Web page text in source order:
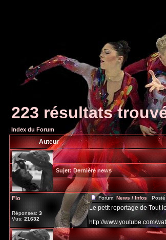
223 résultats
Index du Forum
Auteur
Sujet:Dernière news
Flo
Réponses:3
Vus:21632
Forum:News / InfosPosté
Le petit reportage de Tout
http://www.youtube.com/